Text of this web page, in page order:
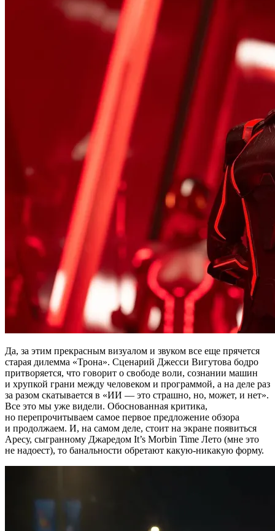
Да, за этим прекрасным визуалом и звуком все еще прячется
старая дилемма «Трона». Сценарий Джесси Вигутова бодро
притворяется, что говорит о свободе воли, сознании машин
и хрупкой грани между человеком и программой, а на деле раз
за разом скатывается в «ИИ — это страшно, но, может, и нет».
Все это мы уже видели. Обоснованная критика,
но перепрочитываем самое первое предложение обзора
и продолжаем. И, на самом деле, стоит на экране появиться
Аресу, сыгранному Джаредом It’s Morbin Time Лето (мне это
не надоест), то банальности обретают какую-никакую форму.